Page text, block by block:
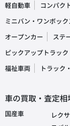
軽自動車 コンパク
ミニバン・ワンボック
オープンカー
ステ
ピックアップトラック
福祉車両
トラック
車の買取・査定相
国産車 レク